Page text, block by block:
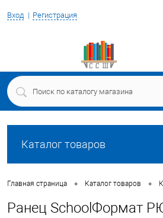
Вход Регистрация
Каталог товаров
Главная страница • Каталог товаров •
Ранец SchoolФормат